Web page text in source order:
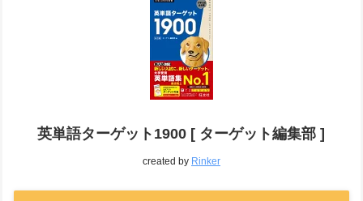
英単語ターゲット1900 [ ターゲット編集部 ]
created by Rinker